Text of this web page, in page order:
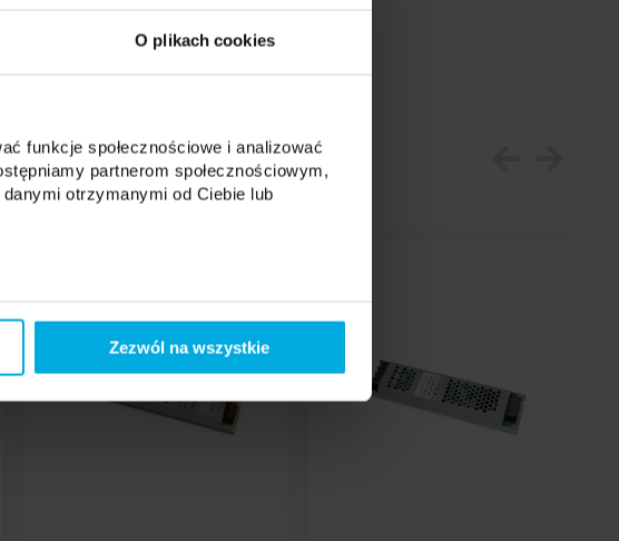
O plikach cookies
funkcje społecznościowe i analizować
partnerom społecznościowym,
otrzymanymi od Ciebie lub
Zezwól na wszystkie